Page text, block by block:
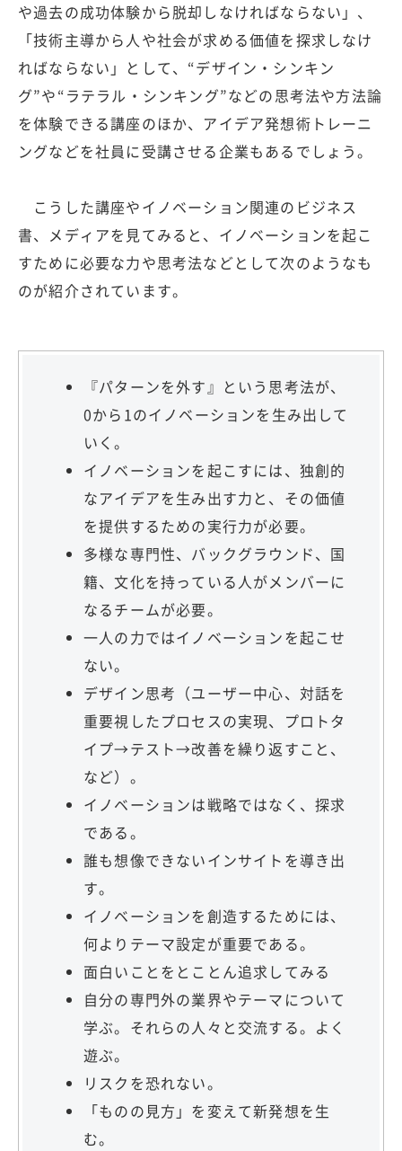
や過去の成功体験から脱却しなければならない」、
「技術主導から人や社会が求める価値を探求しなけ
ればならない」として、“デザイン・シンキン
グ”や“ラテラル・シンキング”などの思考法や方法論
を体験できる講座のほか、アイデア発想術トレーニ
ングなどを社員に受講させる企業もあるでしょう。
こうした講座やイノベーション関連のビジネス
書、メディアを見てみると、イノベーションを起こ
すために必要な力や思考法などとして次のようなも
のが紹介されています。
『パターンを外す』という思考法が、
0から1のイノベーションを生み出して
いく。
イノベーションを起こすには、独創的
なアイデアを生み出す力と、その価値
を提供するための実行力が必要。
多様な専門性、バックグラウンド、国
籍、文化を持っている人がメンバーに
なるチームが必要。
一人の力ではイノベーションを起こせ
ない。
デザイン思考（ユーザー中心、対話を
重要視したプロセスの実現、プロトタ
イプ→テスト→改善を繰り返すこと、
など）。
イノベーションは戦略ではなく、探求
である。
誰も想像できないインサイトを導き出
す。
イノベーションを創造するためには、
何よりテーマ設定が重要である。
面白いことをとことん追求してみる
自分の専門外の業界やテーマについて
学ぶ。それらの人々と交流する。よく
遊ぶ。
リスクを恐れない。
「ものの見方」を変えて新発想を生
む。